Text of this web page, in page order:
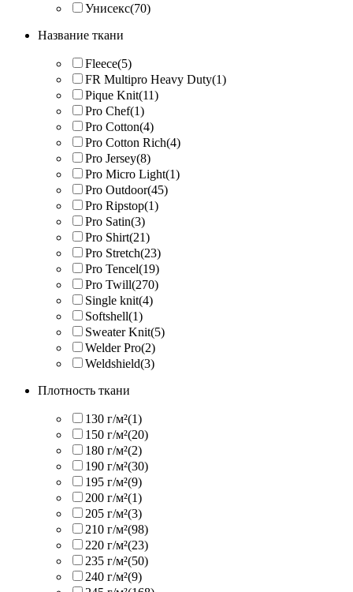
Унисекс(70)
Название ткани
Fleece(5)
FR Multipro Heavy Duty(1)
Pique Knit(11)
Pro Chef(1)
Pro Cotton(4)
Pro Cotton Rich(4)
Pro Jersey(8)
Pro Micro Light(1)
Pro Outdoor(45)
Pro Ripstop(1)
Pro Satin(3)
Pro Shirt(21)
Pro Stretch(23)
Pro Tencel(19)
Pro Twill(270)
Single knit(4)
Softshell(1)
Sweater Knit(5)
Welder Pro(2)
Weldshield(3)
Плотность ткани
130 г/м²(1)
150 г/м²(20)
180 г/м²(2)
190 г/м²(30)
195 г/м²(9)
200 г/м²(1)
205 г/м²(3)
210 г/м²(98)
220 г/м²(23)
235 г/м²(50)
240 г/м²(9)